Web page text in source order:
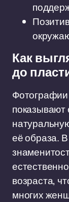
Как
до
показывают
её образа.
возраста,
многих